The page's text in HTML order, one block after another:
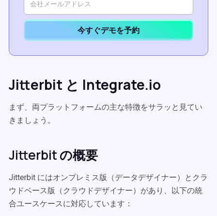
今すぐデモを予約
Jitterbit と Integrate.io
まず、両プラットフォームの主な特徴をサラッと見てい
きましょう。
Jitterbit の概要
Jitterbit にはオンプレミス版（データデザイナー）とクラ
ウドベース版（クラウドデザイナー）があり、以下の統
合ユースケースに対応しています：